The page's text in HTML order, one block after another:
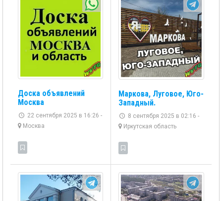
Доска объявлений
Москва
22 сентября 2025 в 16:26 -
Москва
Маркова, Луговое, Юго-
Западный.
8 сентября 2025 в 02:16 -
Иркутская область